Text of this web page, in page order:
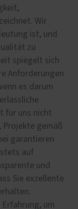
Wir
ist, und
zu
spiegelt sich
Anforderungen
es darum
für uns nicht
Projekte gemäß
garantieren
auf
und
Sie exzellente
um